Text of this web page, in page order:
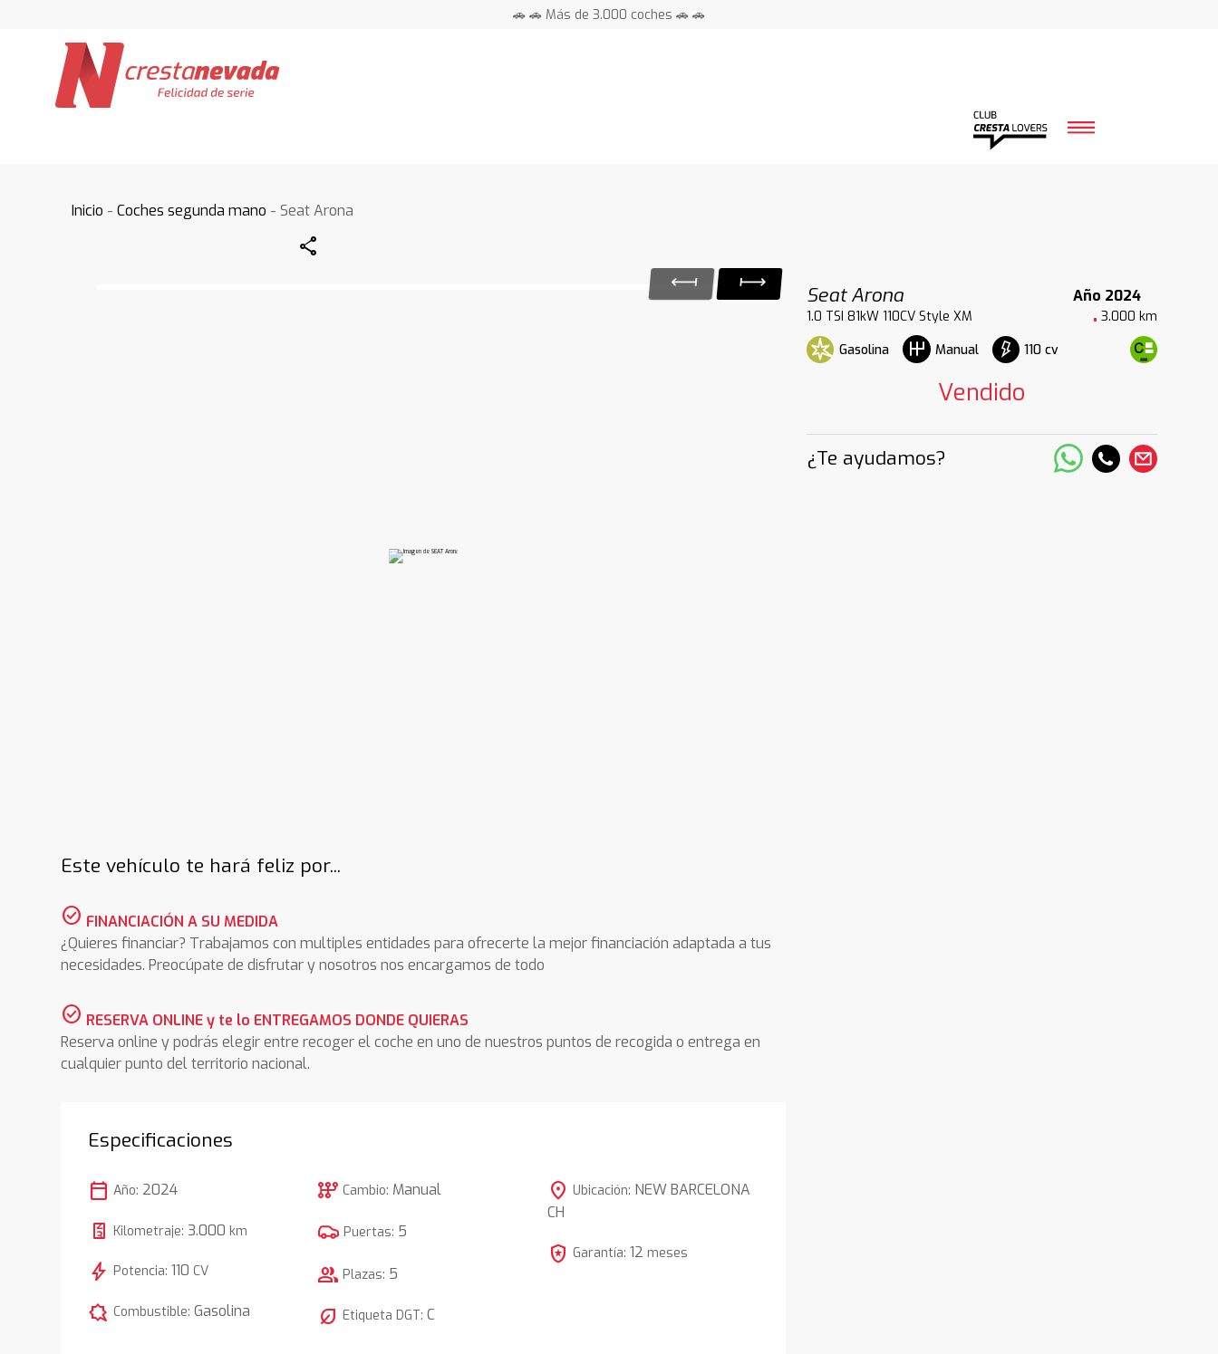
🚗 🚗 Más de 3.000 coches 🚗 🚗
Inicio -Coches segunda mano - Seat Arona
Share
Seat Arona
Año 2024
1.0 TSI 81kW 110CV Style XM
3.000 km
Gasolina
Manual 110 cv
Vendido
¿Te ayudamos?
Este vehículo te hará feliz por...
check_circle FINANCIACIÓN A SU MEDIDA
¿Quieres financiar? Trabajamos con multiples entidades para ofrecerte la mejor financiación adaptada a tus
necesidades. Preocúpate de disfrutar y nosotros nos encargamos de todo
check_circle RESERVA ONLINE y te lo ENTREGAMOS DONDE QUIERAS
Reserva online y podrás elegir entre recoger el coche en uno de nuestros puntos de recogida o entrega en
cualquier punto del territorio nacional.
Especificaciones
calendar_today Año: 2024
Kilometraje:3.000 km
bolt Potencia:110 CV
comic_bubble Combustible:Gasolina
auto_transmission Cambio: Manual
Puertas: 5
group Plazas: 5
nest_eco_leaf Etiqueta DGT:C
location_on Ubicación: NEW BARCELONA
CH
local_police Garantía: 12 meses